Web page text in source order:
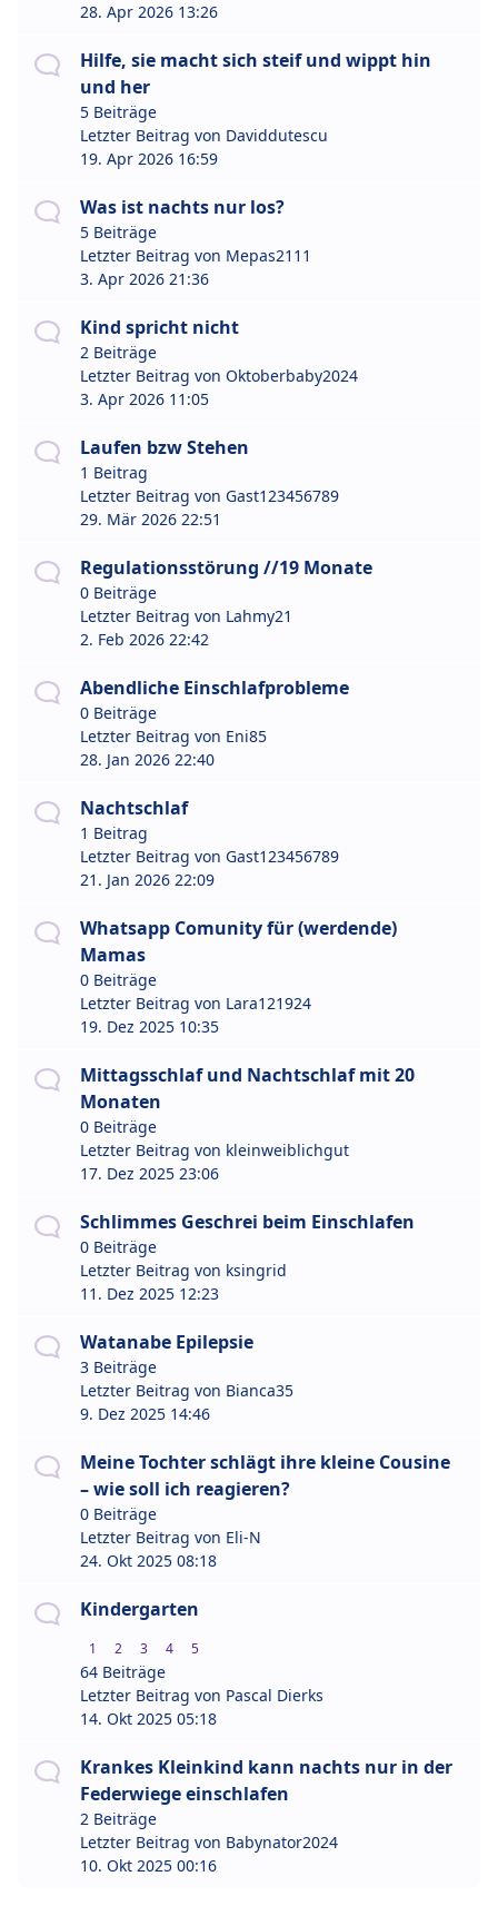
28. Apr 2026 13:26
Hilfe, sie macht sich steif und wippt hin
und her
5 Beiträge
Letzter Beitrag von Daviddutescu
19. Apr 2026 16:59
Was ist nachts nur los?
5 Beiträge
Letzter Beitrag von Mepas2111
3. Apr 2026 21:36
Kind spricht nicht
2 Beiträge
Letzter Beitrag von Oktoberbaby2024
3. Apr 2026 11:05
Laufen bzw Stehen
1 Beitrag
Letzter Beitrag von Gast123456789
29. Mär 2026 22:51
Regulationsstörung //19 Monate
0 Beiträge
Letzter Beitrag von Lahmy21
2. Feb 2026 22:42
Abendliche Einschlafprobleme
0 Beiträge
Letzter Beitrag von Eni85
28. Jan 2026 22:40
Nachtschlaf
1 Beitrag
Letzter Beitrag von Gast123456789
21. Jan 2026 22:09
Whatsapp Comunity für (werdende)
Mamas
0 Beiträge
Letzter Beitrag von Lara121924
19. Dez 2025 10:35
Mittagsschlaf und Nachtschlaf mit 20
Monaten
0 Beiträge
Letzter Beitrag von kleinweiblichgut
17. Dez 2025 23:06
Schlimmes Geschrei beim Einschlafen
0 Beiträge
Letzter Beitrag von ksingrid
11. Dez 2025 12:23
Watanabe Epilepsie
3 Beiträge
Letzter Beitrag von Bianca35
9. Dez 2025 14:46
Meine Tochter schlägt ihre kleine Cousine
– wie soll ich reagieren?
0 Beiträge
Letzter Beitrag von Eli-N
24. Okt 2025 08:18
Kindergarten
1 2 3 4 5
64 Beiträge
Letzter Beitrag von Pascal Dierks
14. Okt 2025 05:18
Krankes Kleinkind kann nachts nur in der
Federwiege einschlafen
2 Beiträge
Letzter Beitrag von Babynator2024
10. Okt 2025 00:16